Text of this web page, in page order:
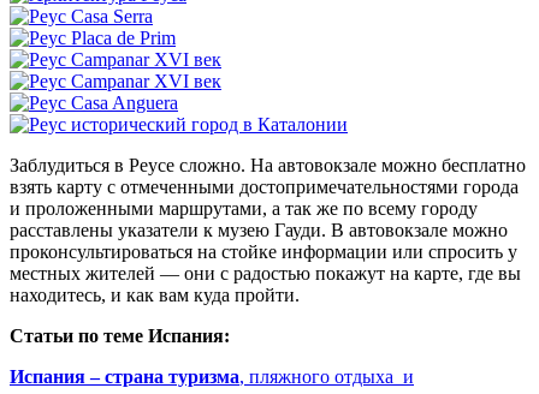
Заблудиться в Реусе сложно. На автовокзале можно бесплатно
взять карту с отмеченными достопримечательностями города
и проложенными маршрутами, а так же по всему городу
расставлены указатели к музею Гауди. В автовокзале можно
проконсультироваться на стойке информации или спросить у
местных жителей — они с радостью покажут на карте, где вы
находитесь, и как вам куда пройти.
Статьи по теме Испания:
Испания – страна туризма, пляжного отдыха и